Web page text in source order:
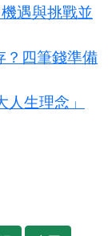
遇與挑戰並
？四筆錢準備
生理念」